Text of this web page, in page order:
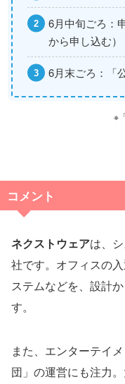
6月中旬ごろ：
から申し込む）
6月末ごろ：「
※
コメント
ネクストウェアは、
社です。オフィスの
ステムなどを、設計
す。
また、エンターテイ
団」の運営にも注力